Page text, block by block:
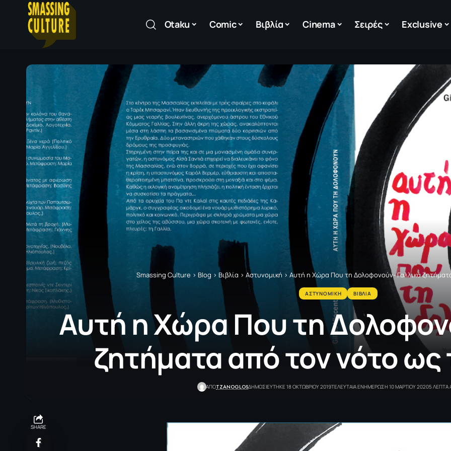
Otaku Comic Βιβλία Cinema Σειρές Exclusive
Smassing Culture > Blog > Βιβλία > Αστυνομική > Αυτή η Χώρα Που τη Δολοφονούν- Γαλλικά
ΑΣΤΥΝΟΜΙΚΗ ΒΙΒΛΙΑ
Αυτή η Χώρα Που τη
ζητήματα από τον νότο
ΑΠΟTZANOGLOSΔΗΜΟΣΙΕΥΤΗΚΕ 18 ΟΚΤΩΒΡΙΟΥ 2019ΤΕΛΕΥΤΑΙΑ ΕΝΗΜΕΡΩΣΗ 10 ΜΑΡΤΙΟΥ 20205 ΛΕΠΤΑ
SHARE